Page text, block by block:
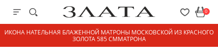
0
ИКОНА НАТЕЛЬНАЯ БЛАЖЕННОЙ МАТРОНЫ МОСКОВСКОЙ ИЗ КРАСНОГО
ЗОЛОТА 585 СММАТРОНА